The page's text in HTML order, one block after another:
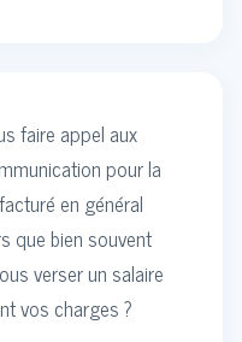
faire appel aux
pour la
en général
que bien souvent
verser un salaire
vos charges ?